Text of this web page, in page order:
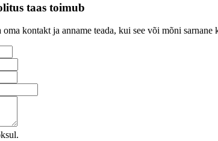
taas toimub
kontakt ja anname teada, kui see või mõni sarnane